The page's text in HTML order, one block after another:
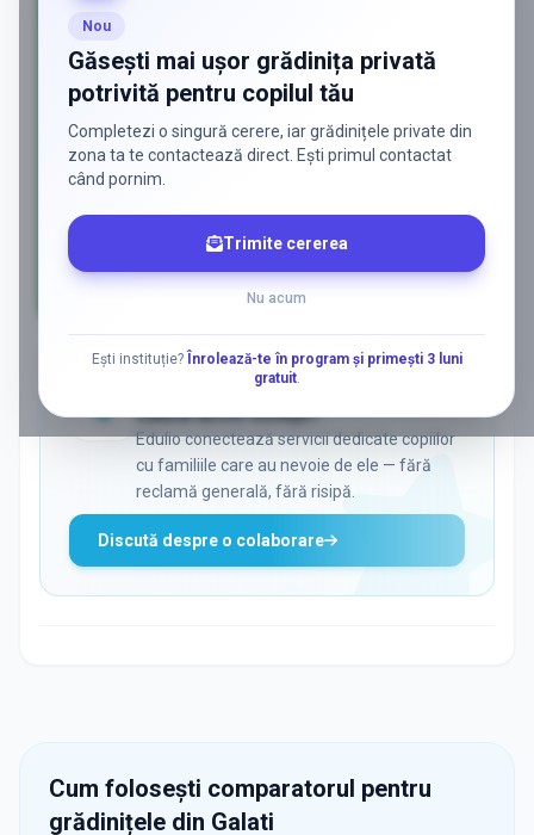
Nou
Găsești mai ușor grădinița privată
potrivită pentru copilul tău
Completezi o singură cerere, iar grădinițele private din
zona ta te contactează direct. Ești primul contactat
când pornim.
Trimite cererea
Nu acum
Ești instituție?
Înrolează-te în program și primești 3 luni
gratuit.
Vrei să ajungi la părinții care
caută activ soluții?
Edulio conectează servicii dedicate copiilor
cu familiile care au nevoie de ele — fără
reclamă generală, fără risipă.
Discută despre o colaborare
Cum folosești comparatorul pentru
grădinițele din Galati